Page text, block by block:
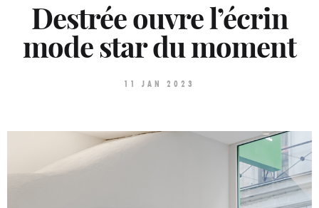
Destrée ouvre l’écrin
mode star du moment
11 JAN 2023